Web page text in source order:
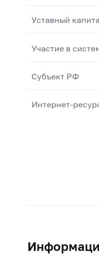
Уставный
Участие в
Субъект РФ
Интернет-